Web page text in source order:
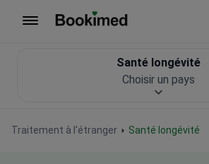
Traitement à l'étranger Santé longévité
Santé longévité
Choisir un pays